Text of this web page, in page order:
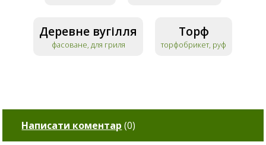
Деревне вугілля
фасоване, для гриля
Торф
торфобрикет, руф
Написати коментар (0)